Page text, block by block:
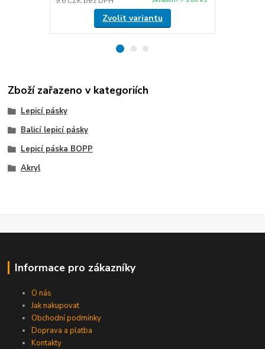
Zvolit variantu
Zboží zařazeno v kategoriích
Lepicí pásky
Balicí lepicí pásky
Lepicí páska BOPP
Akryl
Informace pro zákazníky
O nás
Jak nakupovat
Obchodní podmínky
Doprava a platba
Kontakty